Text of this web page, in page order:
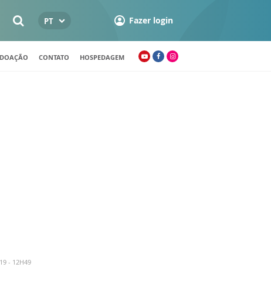
PT Fazer login
DOAÇÃO CONTATO HOSPEDAGEM
- 12H49